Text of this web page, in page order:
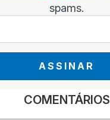
spams.
ASSINAR
COMENTÁRIOS